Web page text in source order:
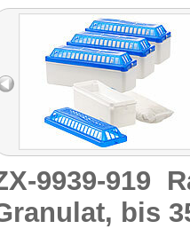
Feuchtigkeit zu schützen.
Der Sichler
Raumentfeuchter von Pearl
arbeitet ohne irgendwelche
Energie leise, gefahrlos und
zuverlässig."
Getestet wurde NC-5962
9939-919
bis